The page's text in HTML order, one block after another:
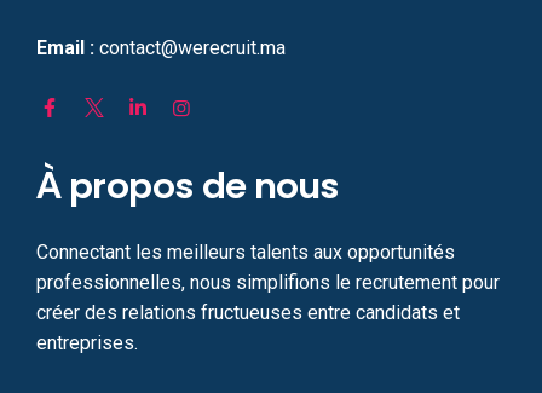
Email : contact@werecruit.ma
À propos de nous
Connectant les meilleurs talents aux opportunités
professionnelles, nous simplifions le recrutement pour
créer des relations fructueuses entre candidats et
entreprises.